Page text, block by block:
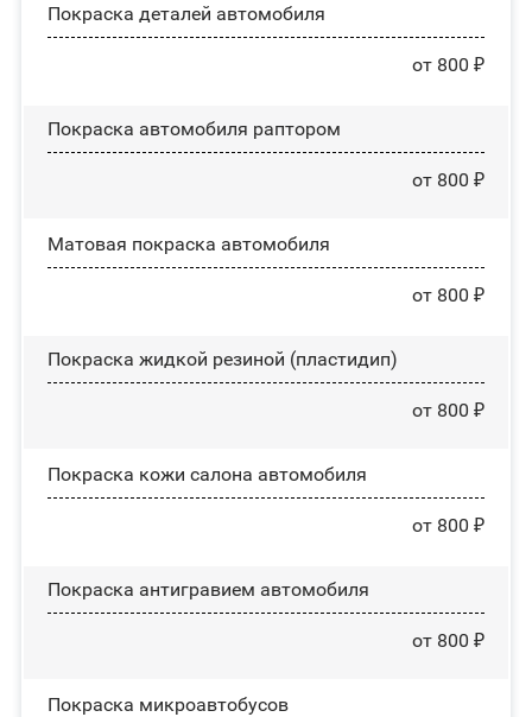
Покраска деталей автомобиля
от 800 ₽
Покраска автомобиля раптором
от 800 ₽
Матовая покраска автомобиля
от 800 ₽
Покраска жидкой резиной (пластидип)
от 800 ₽
Покраска кожи салона автомобиля
от 800 ₽
Покраска антигравием автомобиля
от 800 ₽
Покраска микроавтобусов